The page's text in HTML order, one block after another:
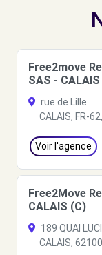
Free2move
SAS -
rue de Lille
CALAIS, FR-
Voir l'agence
Free2Move
CALAIS (C)
189 QUAI
CALAIS, 62100